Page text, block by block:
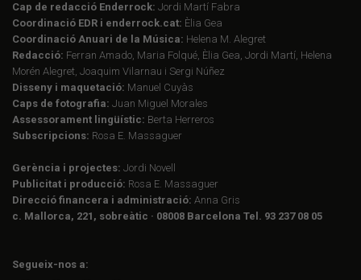
Cap de redacció Enderrock: Jordi Martí Fabra
Coordinació EDR i enderrock.cat: Èlia Gea
Coordinació Anuari de la Música: Helena M. Alegret
Redacció: Ferran Amado, Maria Folqué, Èlia Gea, Jordi Martí, Helena
Morén Alegret, Joaquim Vilarnau i Sergi Núñez
Disseny i maquetació: Manuel Cuyàs
Caps de fotografia: Juan Miguel Morales
Assessorament lingüístic: Berta Herreros
Subscripcions: Rosa E. Massaguer
Gerència i projectes: Jordi Novell
Publicitat i producció: Rosa E. Massaguer
Direcció financera i administració: Anna Gris
c. Mallorca, 221, sobreàtic · 08008 Barcelona Tel. 93 237 08 05
Segueix-nos a: